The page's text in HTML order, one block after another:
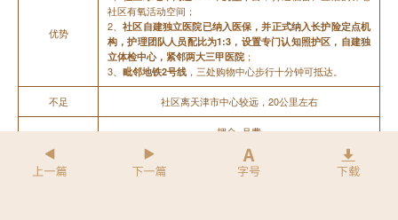
优势
社区有氧活动空间；
2、社区自建独立医院已纳入医保，并正式纳入长护险定点机
构，护理团队人员配比为1:3，设置专门认知照护区，自建独
立体检中心，紧邻两大三甲医院 ；
3、 毗邻地铁2号线 ，三处购物中心步行十分钟可抵达。
不足 社区离天津市中心较远，20公里左右
费用
押金+月费
中信银行客户购买指定保险产品可享受月费优惠（具体详
询）